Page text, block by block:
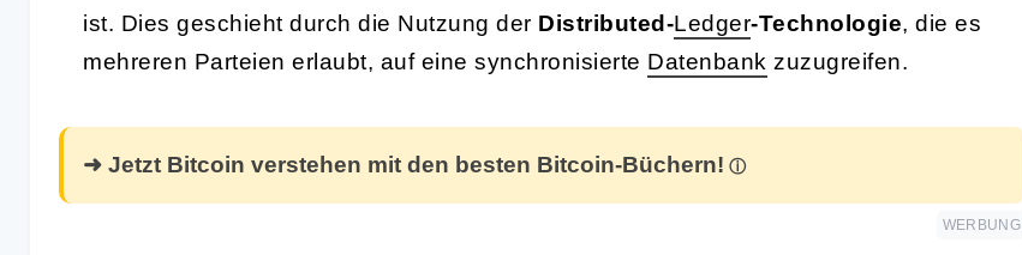
ist. Dies geschieht durch die Nutzung der Distributed-Ledger-Technologie, die es
mehreren Parteien erlaubt, auf eine synchronisierte Datenbank zuzugreifen.
➜ Jetzt Bitcoin verstehen mit den besten Bitcoin-Büchern!
WERBUNG